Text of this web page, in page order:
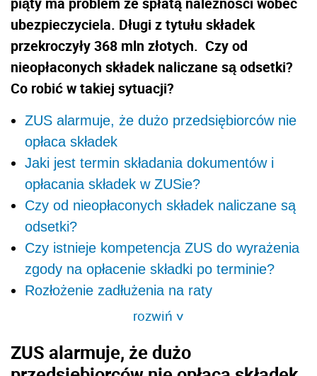
ubezpieczyciela. Długi z tytułu składek
przekroczyły 368 mln złotych. Czy od
nieopłaconych składek naliczane są odsetki?
Co robić w takiej sytuacji?
ZUS alarmuje, że dużo przedsiębiorców nie
opłaca składek
Jaki jest termin składania dokumentów i
opłacania składek w ZUSie?
Czy od nieopłaconych składek naliczane są
odsetki?
Czy istnieje kompetencja ZUS do wyrażenia
zgody na opłacenie składki po terminie?
Rozłożenie zadłużenia na raty
rozwiń>
ZUS alarmuje, że dużo